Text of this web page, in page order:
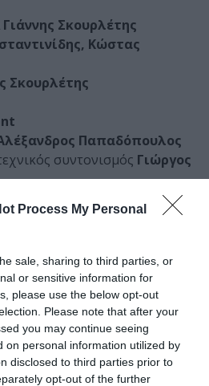
Process My Personal
sale, sharing to third parties, or
or sensitive information for
please use the below opt-out
Please note that after your
you may continue seeing
on personal information utilized by
disclosed to third parties prior to
opt-out of the further
Γιάννης Σκουρλέτης
Κώστας
Σκουρλέτης
Παπαδόπουλος
συντονισμός Γιώργος
(drag βαρύτονος),Γιώργος
Ευθυμίου
de kant
Ζούλακαι τονΜιχαήλ
παραχώρηση των
των έργων του συνθέτη